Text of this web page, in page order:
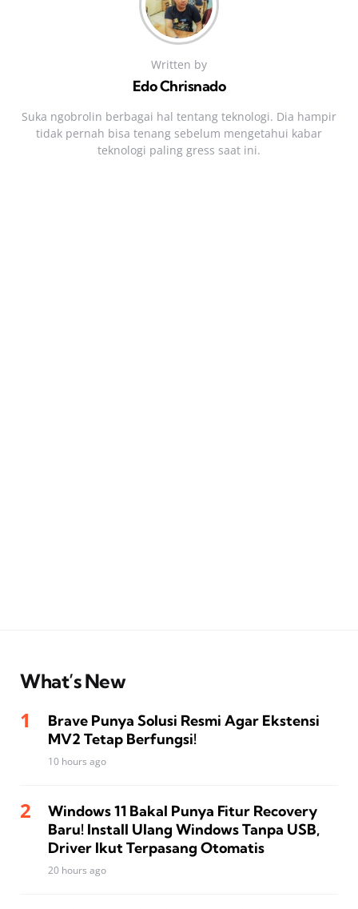
Written by
Edo Chrisnado
Suka ngobrolin berbagai hal tentang teknologi. Dia hampir
tidak pernah bisa tenang sebelum mengetahui kabar
teknologi paling gress saat ini.
What’s New
Brave Punya Solusi Resmi Agar Ekstensi
MV2 Tetap Berfungsi!
10 hours ago
Windows 11 Bakal Punya Fitur Recovery
Baru! Install Ulang Windows Tanpa USB,
Driver Ikut Terpasang Otomatis
20 hours ago